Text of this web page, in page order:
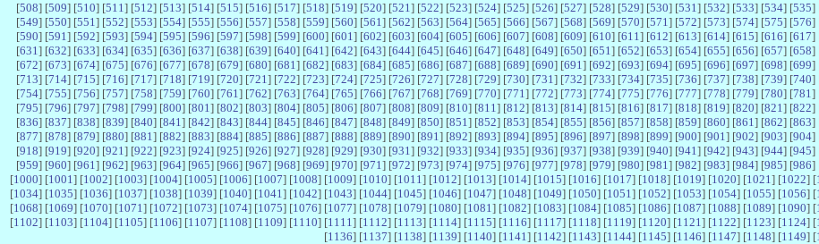
[508] [509] [510] [511 ] [512] [513] [514] [515] [516] [517] [518] [519] [520] [521 ] [522] [523] [524] [525] [526] [527] [528] [529] [530] [531 ] [532] [533] [534] [535]
[549] [550] [551 ] [552] [553] [554] [555] [556] [557] [558] [559] [560] [561 ] [562] [563] [564] [565] [566] [567] [568] [569] [570] [571 ] [572] [573] [574] [575] [576]
[590] [591 ] [592] [593] [594] [595] [596] [597] [598] [599] [600] [601 ] [602] [603] [604] [605] [606] [607] [608] [609] [610] [611 ] [612] [613] [614] [615] [616] [617]
[631 ] [632] [633] [634] [635] [636] [637] [638] [639] [640] [641 ] [642] [643] [644] [645] [646] [647] [648] [649] [650] [651 ] [652] [653] [654] [655] [656] [657] [658]
[672] [673] [674] [675] [676] [677] [678] [679] [680] [681 ] [682] [683] [684] [685] [686] [687] [688] [689] [690] [691 ] [692] [693] [694] [695] [696] [697] [698] [699]
[713] [714] [715] [716] [717] [718] [719] [720] [721 ] [722] [723] [724] [725] [726] [727] [728] [729] [730] [731 ] [732] [733] [734] [735] [736] [737] [738] [739] [740]
[754] [755] [756] [757] [758] [759] [760] [761 ] [762] [763] [764] [765] [766] [767] [768] [769] [770] [771 ] [772] [773] [774] [775] [776] [777] [778] [779] [780] [781 ]
[795] [796] [797] [798] [799] [800] [801 ] [802] [803] [804] [805] [806] [807] [808] [809] [810] [811 ] [812] [813] [814] [815] [816] [817] [818] [819] [820] [821 ] [822]
[836] [837] [838] [839] [840] [841 ] [842] [843] [844] [845] [846] [847] [848] [849] [850] [851 ] [852] [853] [854] [855] [856] [857] [858] [859] [860] [861 ] [862] [863]
[877] [878] [879] [880] [881 ] [882] [883] [884] [885] [886] [887] [888] [889] [890] [891 ] [892] [893] [894] [895] [896] [897] [898] [899] [900] [901 ] [902] [903] [904]
[918] [919] [920] [921 ] [922] [923] [924] [925] [926] [927] [928] [929] [930] [931 ] [932] [933] [934] [935] [936] [937] [938] [939] [940] [941 ] [942] [943] [944] [945]
[959] [960] [961 ] [962] [963] [964] [965] [966] [967] [968] [969] [970] [971 ] [972] [973] [974] [975] [976] [977] [978] [979] [980] [981 ] [982] [983] [984] [985] [986]
[1000] [1001 ] [1002] [1003] [1004] [1005] [1006] [1007] [1008] [1009] [1010] [1011 ] [1012] [1013] [1014] [1015] [1016] [1017] [1018] [1019] [1020] [1021 ] [1022] [
[1034] [1035] [1036] [1037] [1038] [1039] [1040] [1041 ] [1042] [1043] [1044] [1045] [1046] [1047] [1048] [1049] [1050] [1051 ] [1052] [1053] [1054] [1055] [1056] [
[1068] [1069] [1070] [1071 ] [1072] [1073] [1074] [1075] [1076] [1077] [1078] [1079] [1080] [1081 ] [1082] [1083] [1084] [1085] [1086] [1087] [1088] [1089] [1090] [
[1102] [1103] [1104] [1105] [1106] [1107] [1108] [1109] [1110] [1111 ] [1112] [1113] [1114] [1115] [1116] [1117] [1118] [1119] [1120] [1121 ] [1122] [1123] [1124] [
[1136] [1137] [1138] [1139] [1140] [1141 ] [1142] [1143] [1144] [1145] [1146] [1147] [1148] [1149] [